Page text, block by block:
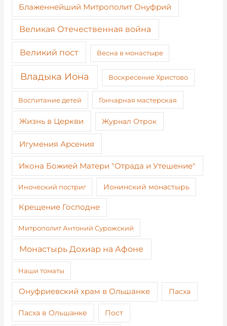
Блаженнейший Митрополит Онуфрий
Великая Отечественная война
Великий пост Весна в монастыре
Владыка Иона Воскресение Христово
Воспитание детей Гончарная мастерская
Жизнь в Церкви Журнал Отрок
Игумения Арсения
Икона Божией Матери "Отрада и Утешение"
Иноческий постриг Ионинский монастырь
Крещение Господне
Митрополит Антоний Сурожский
Монастырь Дохиар на Афоне
Наши томаты
Онуфриевский храм в Ольшанке Пасха
Пасха в Ольшанке Пост